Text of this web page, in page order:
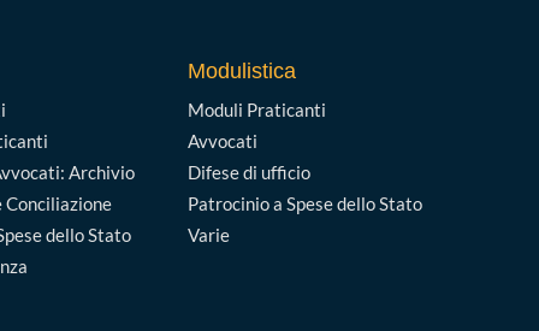
Archivio
Conciliazione
dello Stato
Modulistica
Moduli Praticanti
Avvocati
Difese di ufficio
Patrocinio a Spese dello Stato
Varie